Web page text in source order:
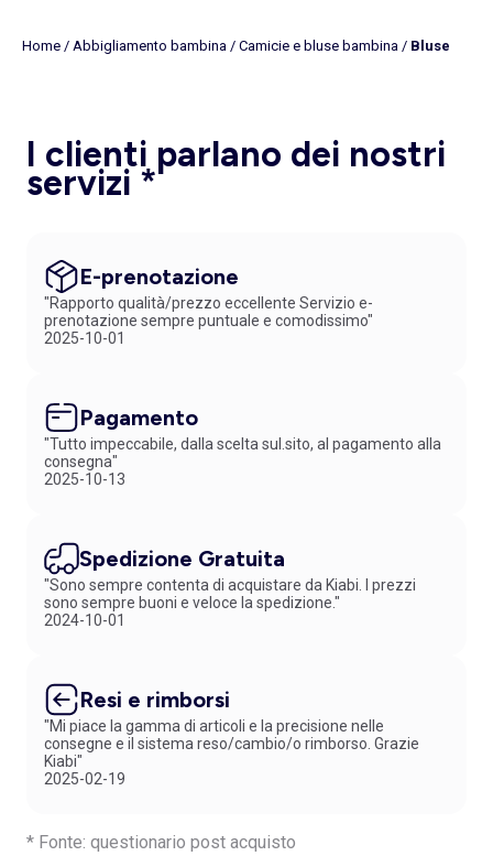
Home / Abbigliamento bambina / Camicie e bluse bambina / Bluse
I clienti parlano dei nostri
servizi *
E-prenotazione
"Rapporto qualità/prezzo eccellente Servizio e-
prenotazione sempre puntuale e comodissimo"
2025-10-01
Pagamento
"Tutto impeccabile, dalla scelta sul.sito, al pagamento alla
consegna"
2025-10-13
Spedizione Gratuita
"Sono sempre contenta di acquistare da Kiabi. I prezzi
sono sempre buoni e veloce la spedizione."
2024-10-01
Resi e rimborsi
"Mi piace la gamma di articoli e la precisione nelle
consegne e il sistema reso/cambio/o rimborso. Grazie
Kiabi"
2025-02-19
* Fonte: questionario post acquisto